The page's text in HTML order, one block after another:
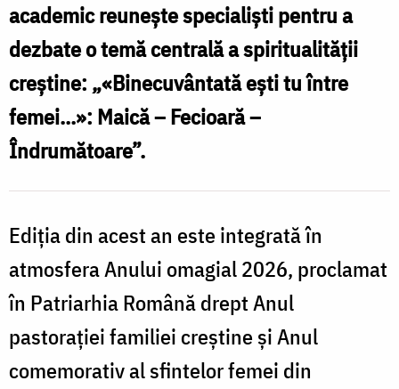
academic reunește specialiști pentru a
dezbate o temă centrală a spiritualității
creștine: „«Binecuvântată ești tu între
femei...»: Maică – Fecioară –
Îndrumătoare”.
Ediția din acest an este integrată în
atmosfera Anului omagial 2026, proclamat
în Patriarhia Română drept Anul
pastorației familiei creștine și Anul
comemorativ al sfintelor femei din